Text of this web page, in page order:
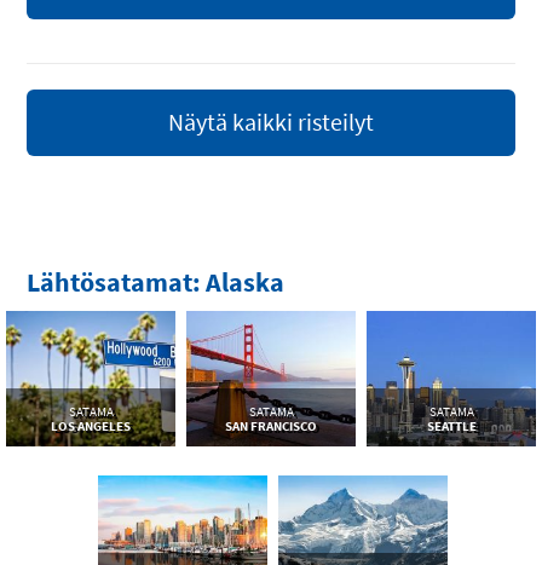
Näytä kaikki risteilyt
Lähtösatamat: Alaska
SATAMA
LOS ANGELES
SATAMA
SAN FRANCISCO
SATAMA
SEATTLE